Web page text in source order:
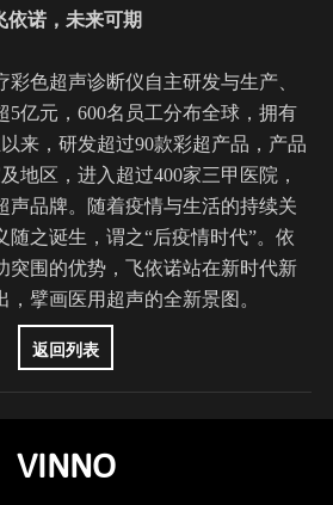
依诺，未来可期
彩色超声诊断仪自主研发与生产、
5亿元，600名员工分布全球，拥有
来，研发超过90款彩超产品，产品
地区，进入超过400家三甲医院，
声品牌。随着疫情与生活的持续关
随之诞生，谓之“后疫情时代”。依
围的优势， 飞依诺站在新时代新
擘画医用超声的全新景图。
返回列表
VINNO